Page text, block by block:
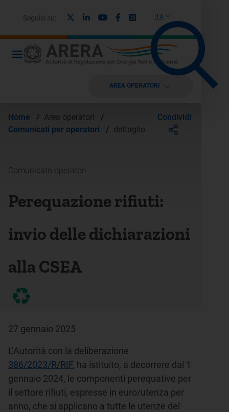
ITA
Seguici su: LinkedinYoutubeFacebook
Instagram
AREA OPERATORI
Home / Area operatori
/
Comunicati per operatori
/ dettaglio
Condividi
Comunicato operatori
Perequazione rifiuti:
invio delle dichiarazioni
alla CSEA
27 gennaio 2025
L’Autorità con la deliberazione
386/2023/R/RIF, ha istituito, a decorrere dal 1
gennaio 2024, le componenti perequative per
il settore rifiuti, espresse in euro/utenza per
anno, che si applicano a tutte le utenze del